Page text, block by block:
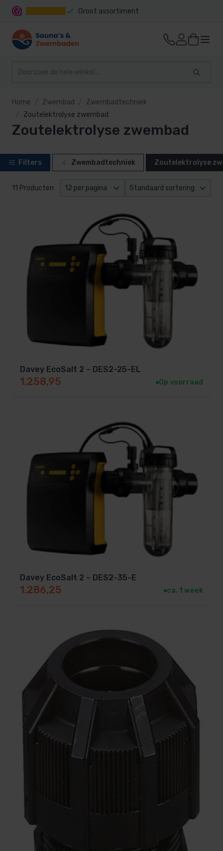
Groot assortiment
Home Zwembad
Zwembadtechniek
Zoutelektrolyse zwembad
Zoutelektrolyse zwembad
Filters Zwembadtechniek Zoutelektrolyse
11 Producten
Davey EcoSalt 2 – DES2-25-EL
1.258,95 Op voorraad
Davey EcoSalt 2 – DES2-35-E
1.286,25 ca. 1 week